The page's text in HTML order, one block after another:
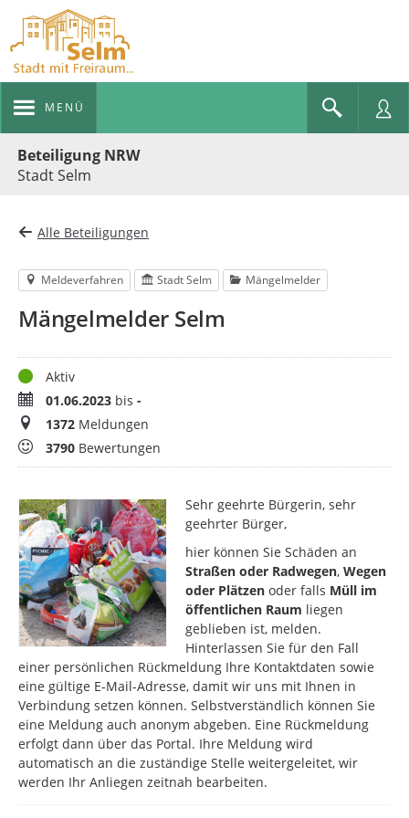
MENÜ
Beteiligung NRW
Stadt Selm
Alle Beteiligungen
Meldeverfahren Stadt Selm Mängelmelder
Mängelmelder Selm
StatusAktiv
Zeitraum01.06.2023 bis -
Meldungen
1372 Meldungen
Bewertungen
3790 Bewertungen
Sehr geehrte Bürgerin, sehr
geehrter Bürger,
hier können Sie Schäden an
Straßen oder Radwegen,Wegen
oder Plätzen oder falls Müll im
öffentlichen Raum liegen
geblieben ist, melden.
Hinterlassen Sie für den Fall
einer persönlichen Rückmeldung Ihre Kontaktdaten sowie
eine gültige E-Mail-Adresse, damit wir uns mit Ihnen in
Verbindung setzen können. Selbstverständlich können Sie
eine Meldung auch anonym abgeben. Eine Rückmeldung
erfolgt dann über das Portal. Ihre Meldung wird
automatisch an die zuständige Stelle weitergeleitet, wir
werden Ihr Anliegen zeitnah bearbeiten.